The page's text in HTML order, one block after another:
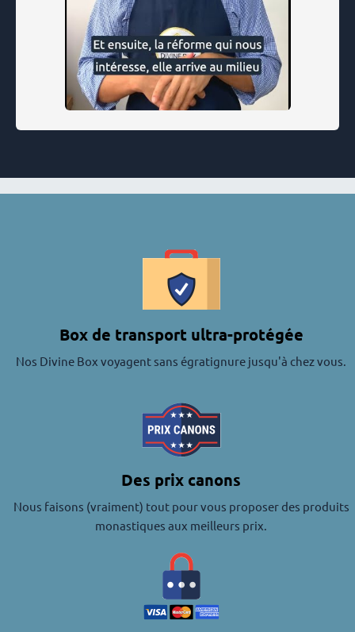
Box de transport ultra-protégée
Nos Divine Box voyagent sans égratignure jusqu'à chez vous.
Des prix canons
Nous faisons (vraiment) tout pour vous proposer des produits
monastiques aux meilleurs prix.